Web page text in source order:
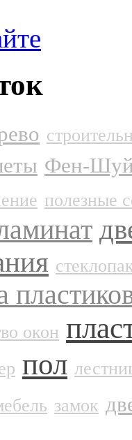
Фен-
полезные
окон
пол
замок